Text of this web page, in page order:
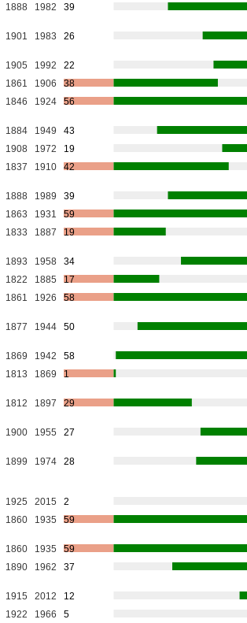
1888 1982 39
1901 1983 26
1905 1992
22
1861 1906
38
1846 1924 56
1884 1949
43
1908 1972
19
1837 1910 42
1888 1989
39
1863 1931
59
1833 1887 19
1893 1958
34
1822 1885
17
1861 1926 58
1877 1944 50
1869 1942
58
1813 1869 1
1812 1897 29
1900 1955 27
1899 1974 28
1925 2015
2
1860 1935 59
1860 1935
59
1890 1962 37
1915 2012
12
1922 1966
5